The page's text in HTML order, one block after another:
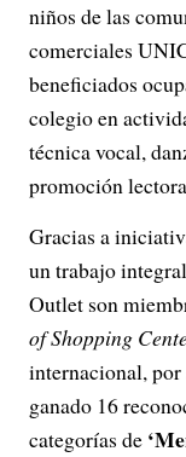
niños de las
comerciales
beneficiados
colegio en
técnica vocal,
promoción
Gracias a
un trabajo
Outlet son
of Shopping
internacional, por
ganado 16
categorías de